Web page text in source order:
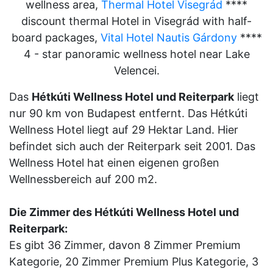
wellness area, Thermal Hotel Visegrád ****
discount thermal Hotel in Visegrád with half-
board packages, Vital Hotel Nautis Gárdony****
4 - star panoramic wellness hotel near Lake
Velencei.
Das Hétkúti Wellness Hotel und Reiterpark liegt
nur 90 km von Budapest entfernt. Das Hétkúti
Wellness Hotel liegt auf 29 Hektar Land. Hier
befindet sich auch der Reiterpark seit 2001. Das
Wellness Hotel hat einen eigenen großen
Wellnessbereich auf 200 m2.
Die Zimmer des Hétkúti Wellness Hotel und
Reiterpark:
Es gibt 36 Zimmer, davon 8 Zimmer Premium
Kategorie, 20 Zimmer Premium Plus Kategorie, 3